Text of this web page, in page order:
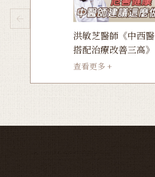
洪敏芝醫師《中西醫
搭配治療改善三高》
查看更多 +